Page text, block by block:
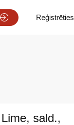
Reģistrēties
sald.,